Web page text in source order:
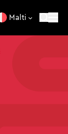
Malti